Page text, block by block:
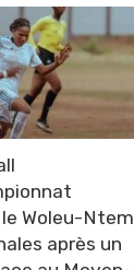
Woleu-Ntem
après un